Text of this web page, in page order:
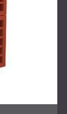
nicht
auch
eines
Oberflächen
Raum
zudem
die